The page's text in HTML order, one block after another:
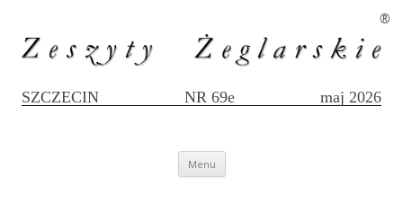
SZCZECIN NR 69e maj 2026
®
Menu Przejdź